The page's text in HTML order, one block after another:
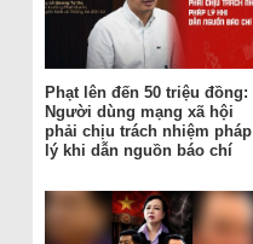
Phạt lên đến 50 triệu đồng:
Người dùng mạng xã hội
phải chịu trách nhiệm pháp
lý khi dẫn nguồn báo chí